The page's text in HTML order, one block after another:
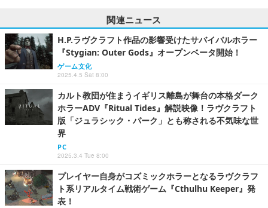
関連ニュース
H.P.ラヴクラフト作品の影響受けたサバイバルホラー
『Stygian: Outer Gods』オープンベータ開始！
ゲーム文化
2025.4.5 Sat 8:00
カルト教団が住まうイギリス離島が舞台の本格ダーク
ホラーADV『Ritual Tides』解説映像！ラヴクラフト
版「ジュラシック・パーク」とも称される不気味な世
界
PC
2025.3.4 Tue 8:00
プレイヤー自身がコズミックホラーとなるラヴクラフ
ト系リアルタイム戦術ゲーム『Cthulhu Keeper』発
表！